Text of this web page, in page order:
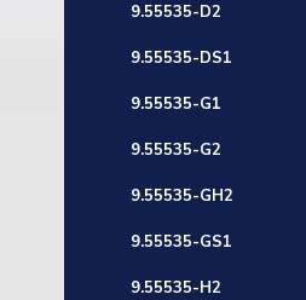
9.55535-D2
9.55535-DS1
9.55535-G1
9.55535-G2
9.55535-GH2
9.55535-GS1
9.55535-H2